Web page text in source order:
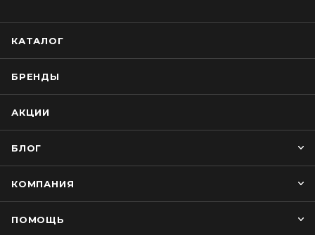
КАТАЛОГ
БРЕНДЫ
АКЦИИ
БЛОГ
КОМПАНИЯ
ПОМОЩЬ